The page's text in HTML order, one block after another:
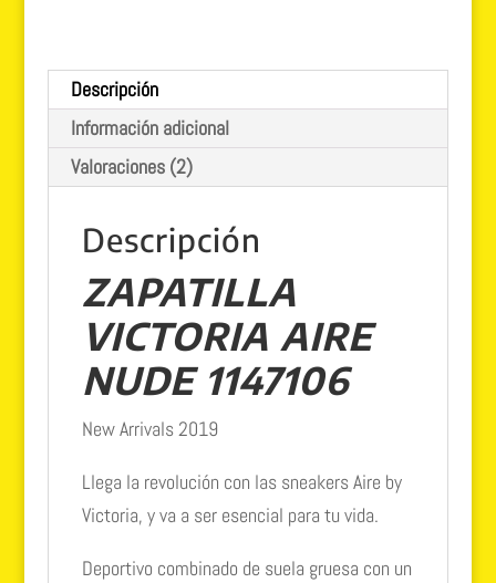
Descripción
Información adicional
Valoraciones (2)
Descripción
ZAPATILLA
VICTORIA AIRE
NUDE 1147106
New Arrivals 2019
Llega la revolución con las sneakers Aire by
Victoria, y va a ser esencial para tu vida.
Deportivo combinado de suela gruesa con un